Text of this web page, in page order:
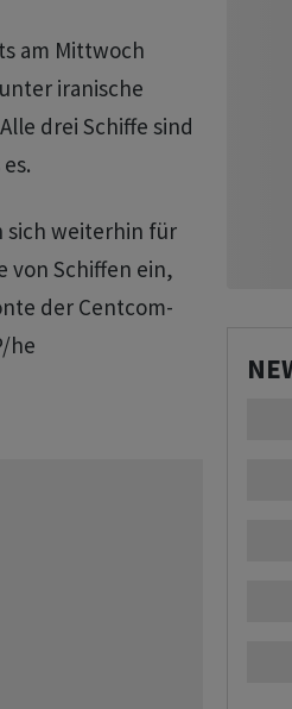
am Mittwoch
iranische
drei Schiffe sind
sich weiterhin für
von Schiffen ein,
der Centcom-
he